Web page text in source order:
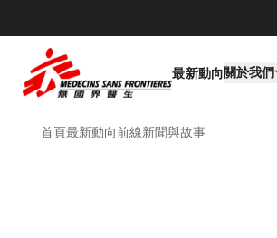
最新動向關於我們
首頁最新動向前線新聞與故事